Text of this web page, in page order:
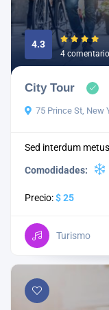
4.3
4
City Tour
75 Prince St, New
Sed interdum
Comodidades:
Precio:$ 25
Turismo